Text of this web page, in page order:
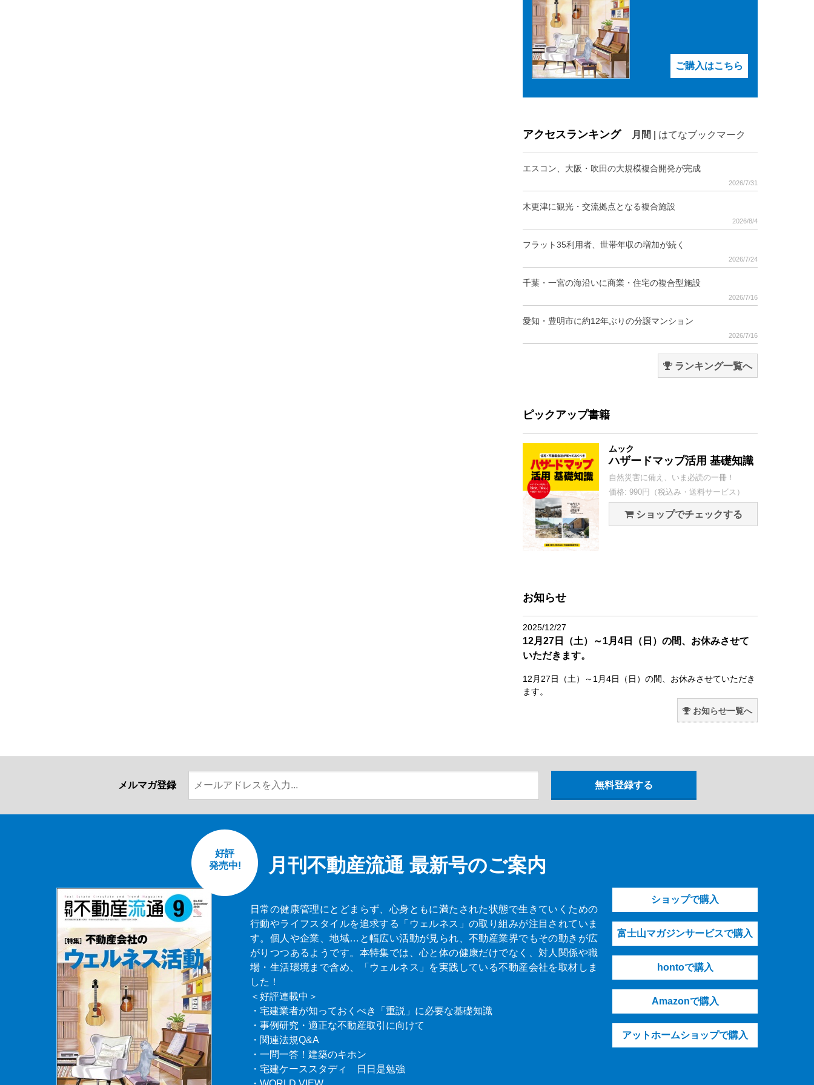
ご購入はこちら
アクセスランキング 月間 はてなブックマーク
エスコン、大阪・吹田の大規模複合開発が完成
2026/7/31
木更津に観光・交流拠点となる複合施設
2026/8/4
フラット35利用者、世帯年収の増加が続く
2026/7/24
千葉・一宮の海沿いに商業・住宅の複合型施設
2026/7/16
愛知・豊明市に約12年ぶりの分譲マンション
2026/7/16
ランキング一覧へ
ピックアップ書籍
ムック
ハザードマップ活用 基礎知識
自然災害に備え、いま必読の一冊！
価格: 990円（税込み・送料サービス）
ショップでチェックする
お知らせ
2025/12/27
12月27日（土）～1月4日（日）の間、お休みさせて
いただきます。
12月27日（土）～1月4日（日）の間、お休みさせていただき
ます。
お知らせ一覧へ
メルマガ登録
月刊不動産流通 最新号のご案内
好評
発売中!
日常の健康管理にとどまらず、心身ともに満たされた状態で生きていくための
行動やライフスタイルを追求する「ウェルネス」の取り組みが注目されていま
す。個人や企業、地域…と幅広い活動が見られ、不動産業界でもその動きが広
がりつつあるようです。本特集では、心と体の健康だけでなく、対人関係や職
場・生活環境まで含め、「ウェルネス」を実践している不動産会社を取材しま
した！
＜好評連載中＞
・宅建業者が知っておくべき「重説」に必要な基礎知識
・事例研究・適正な不動産取引に向けて
・関連法規Q&A
・一問一答！建築のキホン
・宅建ケーススタディ 日日是勉強
ショップで購入
富士山マガジンサービスで購入
hontoで購入
Amazonで購入
アットホームショップで購入